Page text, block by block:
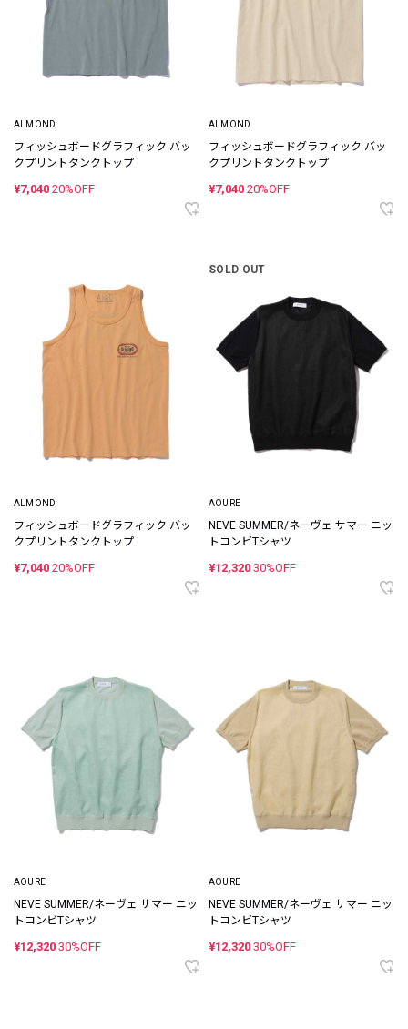
ALMOND
フィッシュボードグラフィック バッ
クプリントタンクトップ
¥7,040 20%OFF
ALMOND
フィッシュボードグラフィック バッ
クプリントタンクトップ
¥7,040 20%OFF
ALMOND
フィッシュボードグラフィック バッ
クプリントタンクトップ
¥7,040 20%OFF
SOLD OUT
AOURE
NEVE SUMMER/ネーヴェ サマー ニッ
トコンビTシャツ
¥12,320 30%OFF
AOURE
NEVE SUMMER/ネーヴェ サマー ニッ
トコンビTシャツ
¥12,320 30%OFF
AOURE
NEVE SUMMER/ネーヴェ サマー ニッ
トコンビTシャツ
¥12,320 30%OFF